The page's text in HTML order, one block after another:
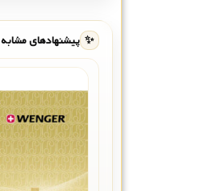
✨ پیشنهادهای مشابه